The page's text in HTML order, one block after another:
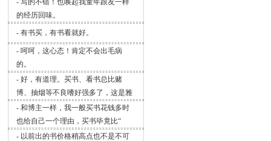
- 写的不错！也唤起我童年跟友一样
的经历回味。
- 有书买，有书看就好。
- 呵呵，这心态！肯定不会出毛病
的。
- 好，有道理。买书、看书总比赌
博、抽烟等不良嗜好强多了，这是雅
- 和博主一样，我一般买书花钱多时
也给自己一个理由，买书毕竟比“
- 以前出的书价格稍高点也不是不可